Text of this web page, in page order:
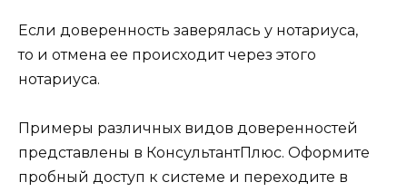
Если доверенность заверялась у нотариуса,
то и отмена ее происходит через этого
нотариуса.
Примеры различных видов доверенностей
представлены в КонсультантПлюс. Оформите
пробный доступ к системе и переходите в